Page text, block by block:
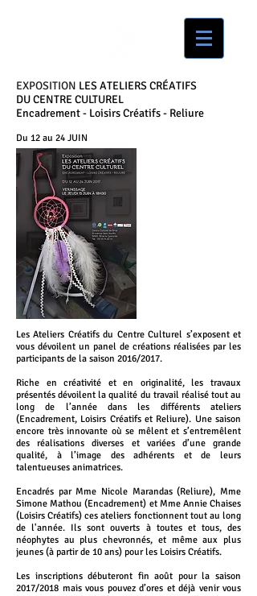
EXPOSITION LES ATELIERS CRÉATIFS
DU CENTRE CULTUREL
Encadrement - Loisirs Créatifs - Reliure
Du 12 au 24 JUIN
Les Ateliers Créatifs du Centre Culturel s’exposent et
vous dévoilent un panel de créations réalisées par les
participants de la saison 2016/2017.
Riche en créativité et en originalité, les travaux
présentés dévoilent la qualité du travail réalisé tout au
long de l’année dans les différents ateliers
(Encadrement, Loisirs Créatifs et Reliure). Une saison
encore très innovante où se mêlent et s’entremêlent
des réalisations diverses et variées d’une grande
qualité, à l’image des adhérents et de leurs
talentueuses animatrices.
Encadrés par Mme Nicole Marandas (Reliure), Mme
Simone Mathou (Encadrement) et Mme Annie Chaises
(Loisirs Créatifs) ces ateliers fonctionnent tout au long
de l'année. Ils sont ouverts à toutes et tous, des
néophytes au plus chevronnés, et même aux plus
jeunes (à partir de 10 ans) pour les Loisirs Créatifs.
Les inscriptions débuteront fin août pour la saison
2017/2018 mais vous pouvez d’ores et déjà venir vous